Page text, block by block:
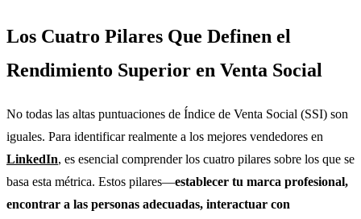
Los Cuatro Pilares Que Definen el
Rendimiento Superior en Venta Social
No todas las altas puntuaciones de Índice de Venta Social (SSI) son
iguales. Para identificar realmente a los mejores vendedores en
LinkedIn, es esencial comprender los cuatro pilares sobre los que se
basa esta métrica. Estos pilares—establecer tu marca profesional,
encontrar a las personas adecuadas, interactuar con